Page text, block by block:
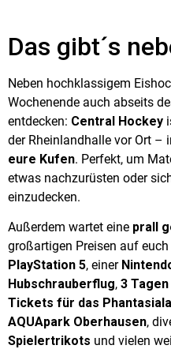
Das gibt´s
Neben hochklassigem
Wochenende auch abseits
entdecken: Central Hockey
der Rheinlandhalle vor Ort –
eure Kufen. Perfekt, um
etwas nachzurüsten oder
einzudecken.
Außerdem wartet eine prall
großartigen Preisen auf
PlayStation 5, einer
Hubschrauberflug, 3
Tickets für das
AQUApark Oberhausen,
Spielertrikots und vielen